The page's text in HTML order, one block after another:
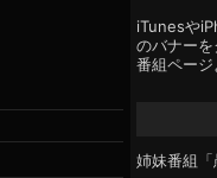
iTunesや
のバナー
番組ページ
姉妹番組「